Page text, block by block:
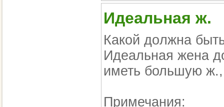
Идеальная ж.
Какой дoлжна
Идеальная жена
иметь большую ж.,
Пpимечания: